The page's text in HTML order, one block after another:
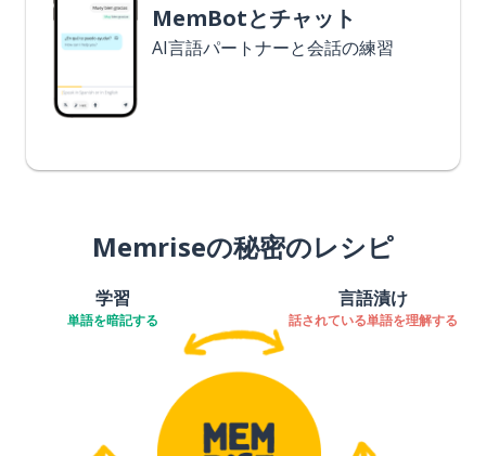
MemBotとチャット
AI言語パートナーと会話の練習
Memriseの秘密のレシピ
学習
単語を暗記する
言語漬け
話されている単語を理解する